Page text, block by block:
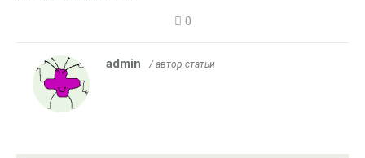
0
admin / автор статьи